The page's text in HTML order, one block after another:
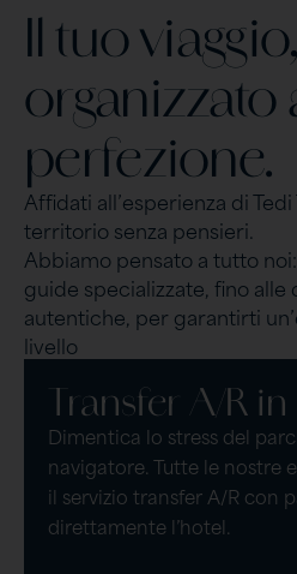
Il tuo viaggio,
organizzato
perfezione.
Affidati all’esperienza di
territorio senza pensieri.
Abbiamo pensato a tutto
guide specializzate, fino alle
autentiche, per garantirti
livello
Transfer A/R
Dimentica lo stress del
navigatore. Tutte le nostre
il servizio transfer A/R con
direttamente l’hotel.